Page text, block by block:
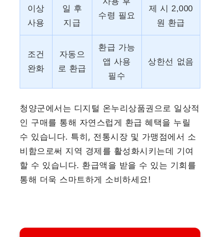
이상
사용
일 후
지급
수령 필요
제 시 2,000
원 환급
조건
완화
자동으
로 환급
환급 가능
앱 사용
필수
상한선 없음
청양군에서는 디지털 온누리상품권으로 일상적
인 구매를 통해 자연스럽게 환급 혜택을 누릴
수 있습니다. 특히, 전통시장 및 가맹점에서 소
비함으로써 지역 경제를 활성화시키는데 기여
할 수 있습니다. 환급액을 받을 수 있는 기회를
통해 더욱 스마트하게 소비하세요!